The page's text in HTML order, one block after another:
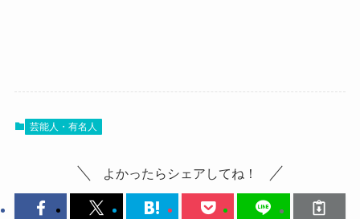
独特の世界観を持ちながら、
に通ってきたのでしょうか？
それぞれ詳しく見ていきましょう。
芸能人・有名人
よかったらシェアしてね！